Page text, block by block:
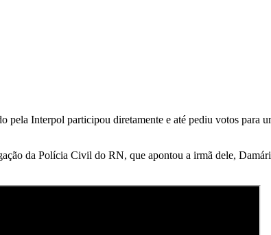
pela Interpol participou diretamente e até pediu votos para
da Polícia Civil do RN, que apontou a irmã dele,